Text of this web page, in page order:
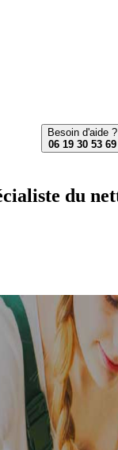
Besoin d'aide ?
06 19 30 53 69
du